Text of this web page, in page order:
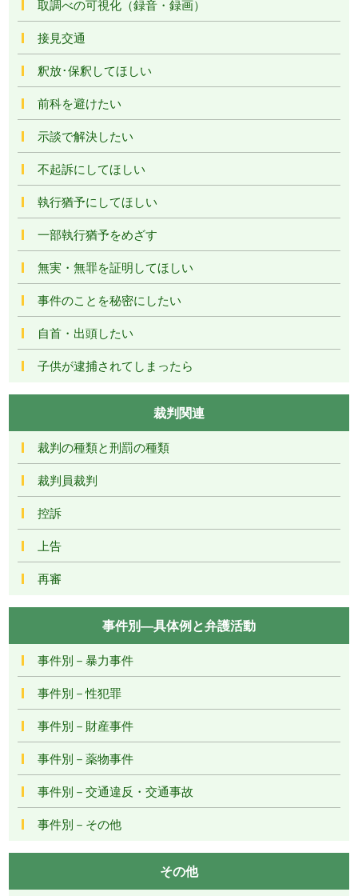
取調べの可視化（録音・録画）
接見交通
釈放･保釈してほしい
前科を避けたい
示談で解決したい
不起訴にしてほしい
執行猶予にしてほしい
一部執行猶予をめざす
無実・無罪を証明してほしい
事件のことを秘密にしたい
自首・出頭したい
子供が逮捕されてしまったら
裁判関連
裁判の種類と刑罰の種類
裁判員裁判
控訴
上告
再審
事件別―具体例と弁護活動
事件別－暴力事件
事件別－性犯罪
事件別－財産事件
事件別－薬物事件
事件別－交通違反・交通事故
事件別－その他
その他